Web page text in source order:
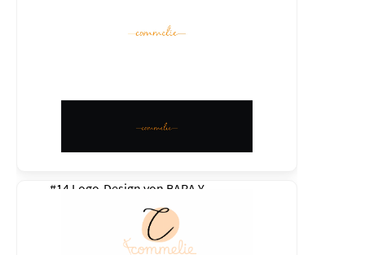
#14 Logo-Design von BARA Y